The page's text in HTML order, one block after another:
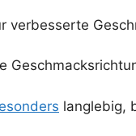
verbesserte
langlebig,